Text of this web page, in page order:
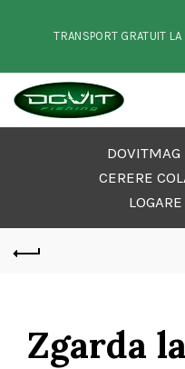
TRANSPORT GRATUIT
DOVITMAG
CERERE
Zgarda